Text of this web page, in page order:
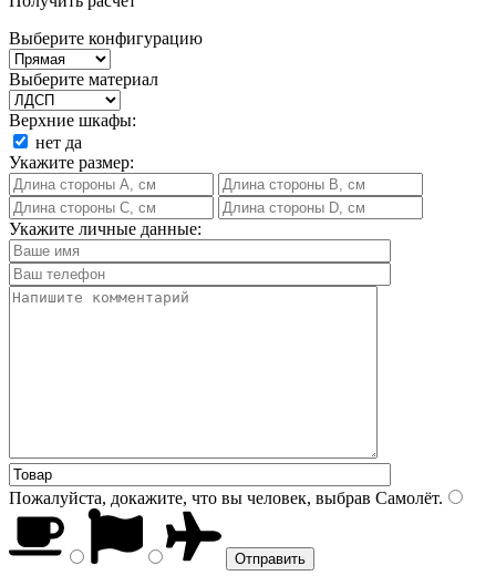
Выберите конфигурацию
Выберите материал
Верхние шкафы:
нет да
Укажите размер:
Укажите личные данные:
Пожалуйста, докажите, что вы человек, выбрав Самолёт.